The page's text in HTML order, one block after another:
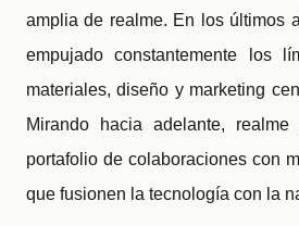
amplia de realme. En los últimos
empujado constantemente los
materiales, diseño y marketing
Mirando hacia adelante,
portafolio de colaboraciones con
que fusionen la tecnología con la